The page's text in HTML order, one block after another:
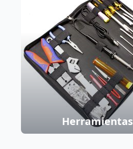
Herramientas